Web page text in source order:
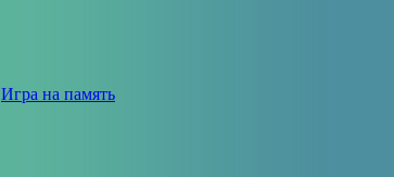
Игра на память